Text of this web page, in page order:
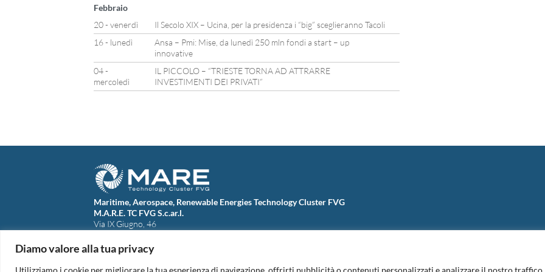
Diamo valore alla tua privacy
Utilizziamo i cookie per migliorare la tua esperienza di navigazione, offrirti pubblicità o contenuti personalizzati e analizzare il nostro
Febbraio
20 - venerdì
Il Secolo XIX – Ucina, per la presidenza i “big” sceglieranno Tacoli
16 - lunedì
Ansa – Pmi: Mise, da lunedì 250 mln fondi a start – up
innovative
04 -
mercoledì
IL PICCOLO – “TRIESTE TORNA AD ATTRARRE
INVESTIMENTI DEI PRIVATI”
Maritime, Aerospace, Renewable Energies Technology Cluster FVG
M.A.R.E. TC FVG S.c.ar.l.
Via IX Giugno, 46
tel. +39 0481 723440
Codice Fiscale e Partita Iva: 01138620313
PEC:marefvg@legalmail.it